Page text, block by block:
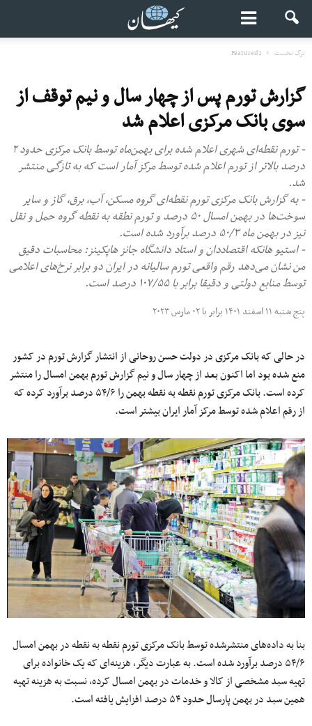
برگ نخست Featured1
گزارش تورم پس از چهار سال و نیم توقف از
سوی بانک مرکزی اعلام شد
- تورم نقطه‌ای شهری اعلام شده برای بهمن‌ماه توسط بانک مرکزی حدود ۲
درصد بالاتر از تورم اعلام‌ شده توسط مرکز آمار است که به تازگی منتشر
شد.
- به گزارش بانک مرکزی تورم نقطه‌ای گروه مسکن، آب، برق، گاز و سایر
سوخت‌ها در بهمن امسال ۵۰ درصد و تورم نطقه به نقطه گروه حمل و نقل
نیز در بهمن ماه ۵۰/۳ درصد برآورد شده است.
- استیو هانکه اقتصاددان و استاد دانشگاه جانز هاپکینز: محاسبات دقیق
من نشان می‌دهد رقم واقعی تورم سالیانه در ایران دو برابر نرخ‌های اعلامی
توسط منابع دولتی و دقیقا برابر با ۱۰۷/۵۵ درصد است.
پنج شنبه ۱۱ اسفند ۱۴۰۱ برابر با ۰۲ مارس ۲۰۲۳
در حالی که بانک مرکزی در دولت حسن روحانی از انتشار گزارش تورم در کشور
منع شده بود اما اکنون بعد از چهار سال و نیم گزارش تورم بهمن امسال را منتشر
کرده است. بانک مرکزی تورم نقطه به نقطه بهمن را ۵۴/۶ درصد برآورد کرده که
از رقم اعلام شده توسط مرکز آمار ایران بیشتر است.
بنا به داده‌های منتشرشده توسط بانک مرکزی تورم نقطه به نقطه در بهمن امسال
۵۴/۶ درصد برآورد شده است. به عبارت دیگر، هزینه‌ای که یک خانواده برای
تهیه سبد مشخصی از کالا و خدمات در بهمن امسال کرده، نسبت به هزینه تهیه
همین سبد در بهمن پارسال حدود ۵۴ درصد افزایش یافته است.